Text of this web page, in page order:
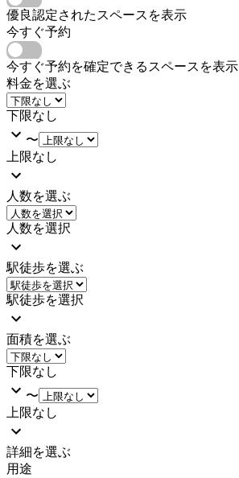
優良認定されたスペースを表示
今すぐ予約
今すぐ予約を確定できるスペースを表示
料金を選ぶ
下限なし
〜
上限なし
人数を選ぶ
人数を選択
駅徒歩を選ぶ
駅徒歩を選択
面積を選ぶ
下限なし
〜
上限なし
詳細を選ぶ
用途